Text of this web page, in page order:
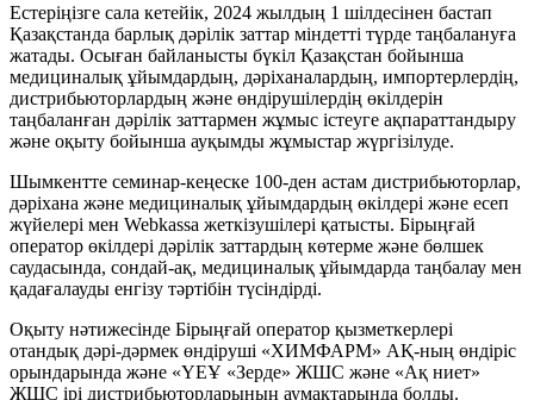
Естеріңізге сала кетейік, 2024 жылдың 1 шілдесінен бастап
Қазақстанда барлық дәрілік заттар міндетті түрде таңбалануға
жатады. Осыған байланысты бүкіл Қазақстан бойынша
медициналық ұйымдардың, дәріханалардың, импортерлердің,
дистрибьюторлардың және өндірушілердің өкілдерін
таңбаланған дәрілік заттармен жұмыс істеуге ақпараттандыру
және оқыту бойынша ауқымды жұмыстар жүргізілуде.
Шымкентте семинар-кеңеске 100-ден астам дистрибьюторлар,
дәріхана және медициналық ұйымдардың өкілдері және есеп
жүйелері мен Webkassa жеткізушілері қатысты. Бірыңғай
оператор өкілдері дәрілік заттардың көтерме және бөлшек
саудасында, сондай-ақ, медициналық ұйымдарда таңбалау мен
қадағалауды енгізу тәртібін түсіндірді.
Оқыту нәтижесінде Бірыңғай оператор қызметкерлері
отандық дәрі-дәрмек өндіруші «ХИМФАРМ» АҚ-ның өндіріс
орындарында және «ҮЕҰ «Зерде» ЖШС және «Ақ ниет»
ЖШС ірі дистрибьюторларының аумақтарында болды.